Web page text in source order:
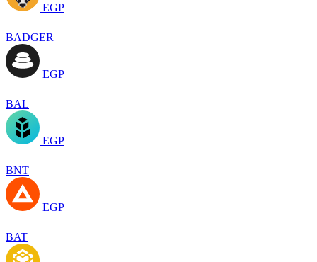
EGP
BADGER
EGP
BAL
EGP
BNT
EGP
BAT